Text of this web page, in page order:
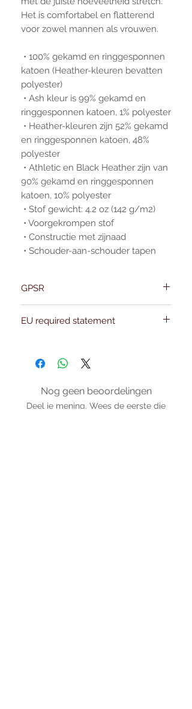
Het is comfortabel en flatterend
voor zowel mannen als vrouwen.
katoen (Heather-kleuren bevatten
polyester)
ringgesponnen katoen, 1% polyester
en ringgesponnen katoen, 48%
polyester
90% gekamd en ringgesponnen
katoen, 10% polyester
• Stof gewicht: 4.2 oz (142 g/m2)
• Voorgekrompen stof
• Constructie met zijnaad
• Schouder-aan-schouder tapen
GPSR
Address: Kievitdreef 31
EU required statement
benefits of this item cannot be
the product are based solely on occult
practices, folklore, and spiritual belief.
Magickal intentions are the sole purpose
Nog geen beoordelingen
Deel je mening. Wees de eerste die